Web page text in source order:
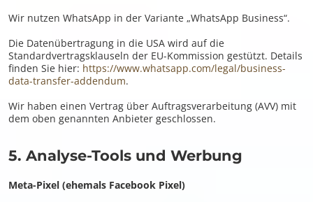
Wir nutzen WhatsApp in der Variante „WhatsApp Business“.
Die Datenübertragung in die USA wird auf die
Standardvertragsklauseln der EU-Kommission gestützt. Details
finden Sie hier: https://www.whatsapp.com/legal/business-
data-transfer-addendum.
Wir haben einen Vertrag über Auftragsverarbeitung (AVV) mit
dem oben genannten Anbieter geschlossen.
5. Analyse-Tools und Werbung
Meta-Pixel (ehemals Facebook Pixel)